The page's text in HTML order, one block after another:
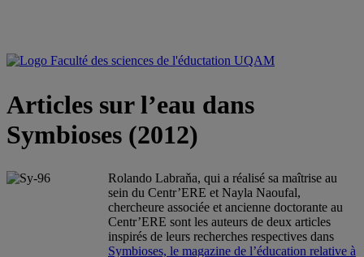
Articles sur l’eau dans
Symbioses (2012)
Rolando Labraňa, qui a réalisé sa maîtrise au
sein du Centr’ERE et Nayla Naoufal,
chercheure associée et ancienne doctorante au
Centr’ERE sont les auteurs de deux articles
inspirés de leurs recherches respectives dans
Symbioses, le magazine de l’éducation relative à